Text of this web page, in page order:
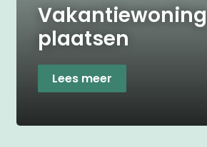
Vakantiewoning
plaatsen
Lees meer